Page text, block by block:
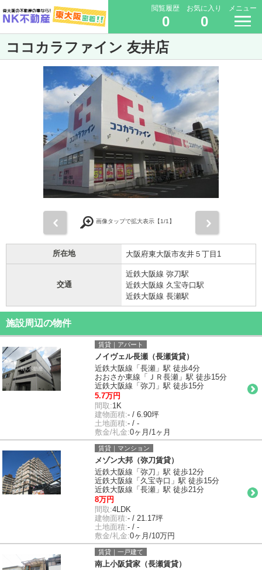
閲覧履歴
0
お気に入り
0
メニュー
ココカラファイン 友井店
画像タップで拡大表示【1/1】
所在地 大阪府東大阪市友井５丁目1
交通
近鉄大阪線 弥刀駅
近鉄大阪線 久宝寺口駅
近鉄大阪線 長瀬駅
施設周辺の物件
賃貸｜アパート
ノイヴェル長瀬（長瀬賃貸）
近鉄大阪線「長瀬」駅 徒歩4分
おおさか東線「ＪＲ長瀬」駅 徒歩15分
近鉄大阪線「弥刀」駅 徒歩15分
5.7万円
間取:1K
建物面積:- / 6.90坪
土地面積:- / -
敷金/礼金:0ヶ月/1ヶ月
賃貸｜マンション
メゾン大邦（弥刀賃貸）
近鉄大阪線「弥刀」駅 徒歩12分
近鉄大阪線「久宝寺口」駅 徒歩15分
近鉄大阪線「長瀬」駅 徒歩21分
8万円
間取:4LDK
建物面積:- / 21.17坪
土地面積:- / -
敷金/礼金:0ヶ月/10万円
賃貸｜一戸建て
南上小阪貸家（長瀬賃貸）